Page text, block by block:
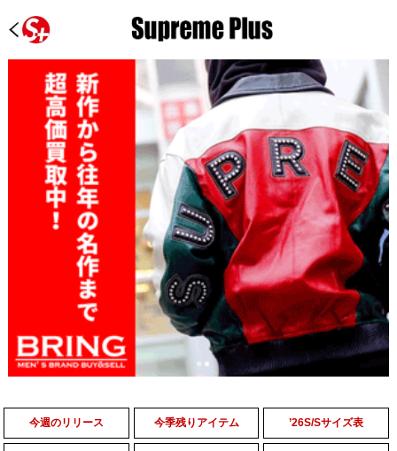
今週のリリース 今季残りアイテム ’26S/Sサイズ表